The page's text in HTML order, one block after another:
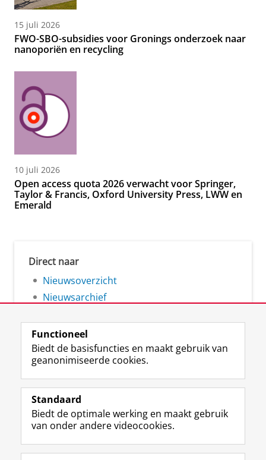
15 juli 2026
FWO-SBO-subsidies voor Gronings onderzoek naar
nanoporiën en recycling
10 juli 2026
Open access quota 2026 verwacht voor Springer,
Taylor & Francis, Oxford University Press, LWW en
Emerald
Direct naar
Nieuwsoverzicht
Nieuwsarchief
Volg de RUG
F
a
e
b
o
L
i
k
e
I
R
S
-
f
e
I
n
t
r
Y
o
T
e
Studiekiezers
Functioneel
Biedt de basisfuncties en maakt gebruik van
geanonimiseerde cookies.
Standaard
Biedt de optimale werking en maakt gebruik
van onder andere videocookies.